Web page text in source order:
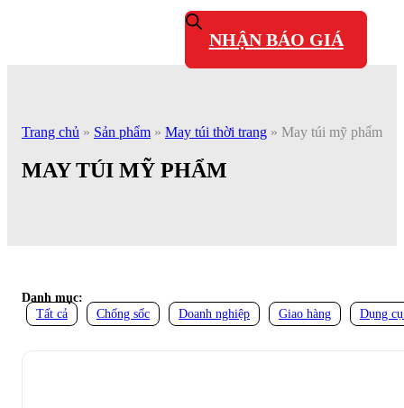
NHẬN BÁO GIÁ
Trang chủ » Sản phẩm » May túi thời trang » May túi mỹ phẩm
MAY TÚI MỸ PHẨM
Danh mục:
Tất cả
Chống sốc Doanh nghiệp Giao hàng Dụng